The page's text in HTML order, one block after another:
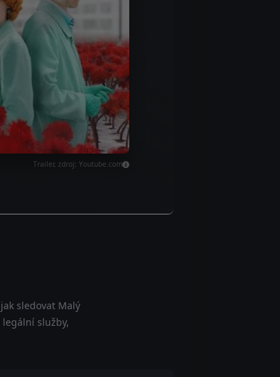
Trailer, zdroj: Youtube.com
sledovat Malý
služby,